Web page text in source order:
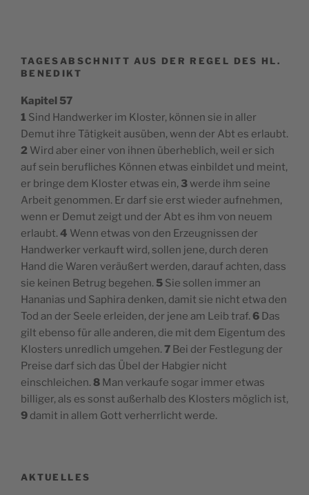
TAGESABSCHNITT AUS DER REGEL DES HL.
BENEDIKT
Kapitel 57
1 Sind Handwerker im Kloster, können sie in aller
Demut ihre Tätigkeit ausüben, wenn der Abt es erlaubt.
2 Wird aber einer von ihnen überheblich, weil er sich
auf sein berufliches Können etwas einbildet und meint,
er bringe dem Kloster etwas ein, 3werde ihm seine
Arbeit genommen. Er darf sie erst wieder aufnehmen,
wenn er Demut zeigt und der Abt es ihm von neuem
erlaubt. 4 Wenn etwas von den Erzeugnissen der
Handwerker verkauft wird, sollen jene, durch deren
Hand die Waren veräußert werden, darauf achten, dass
sie keinen Betrug begehen. 5 Sie sollen immer an
Hananias und Saphira denken, damit sie nicht etwa den
Tod an der Seele erleiden, der jene am Leib traf. 6 Das
gilt ebenso für alle anderen, die mit dem Eigentum des
Klosters unredlich umgehen. 7 Bei der Festlegung der
Preise darf sich das Übel der Habgier nicht
einschleichen. 8 Man verkaufe sogar immer etwas
billiger, als es sonst außerhalb des Klosters möglich ist,
9 damit in allem Gott verherrlicht werde.
AKTUELLES